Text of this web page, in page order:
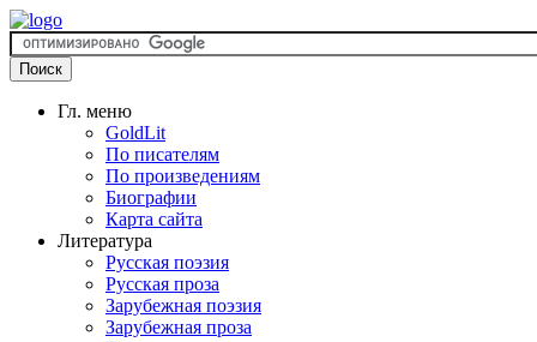
Гл. меню
GoldLit
По писателям
По произведениям
Биографии
Карта сайта
Литература
Русская поэзия
Русская проза
Зарубежная поэзия
Зарубежная проза